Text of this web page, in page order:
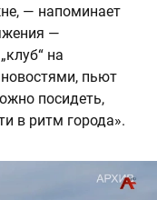
— напоминает
—
на
пьют
посидеть,
в ритм города».